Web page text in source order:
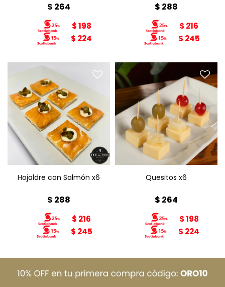
$ 264
$198
$ 224
$ 288
$ 216
$ 245
Hojaldre con Salmón x6
Con salmón, queso
crema y alcaparra
Hojaldre con Salmón x6
$ 288
$ 216
$ 245
Quesitos x6
cereza-ananá-aceitunas
Quesitos x6
$ 264
$198
$ 224